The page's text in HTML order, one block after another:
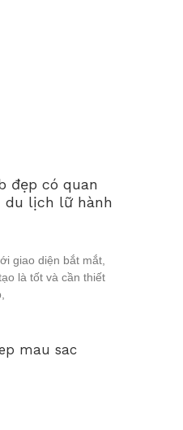
đẹp có quan
du lịch lữ hành
giao diện bắt mắt,
là tốt và cần thiết